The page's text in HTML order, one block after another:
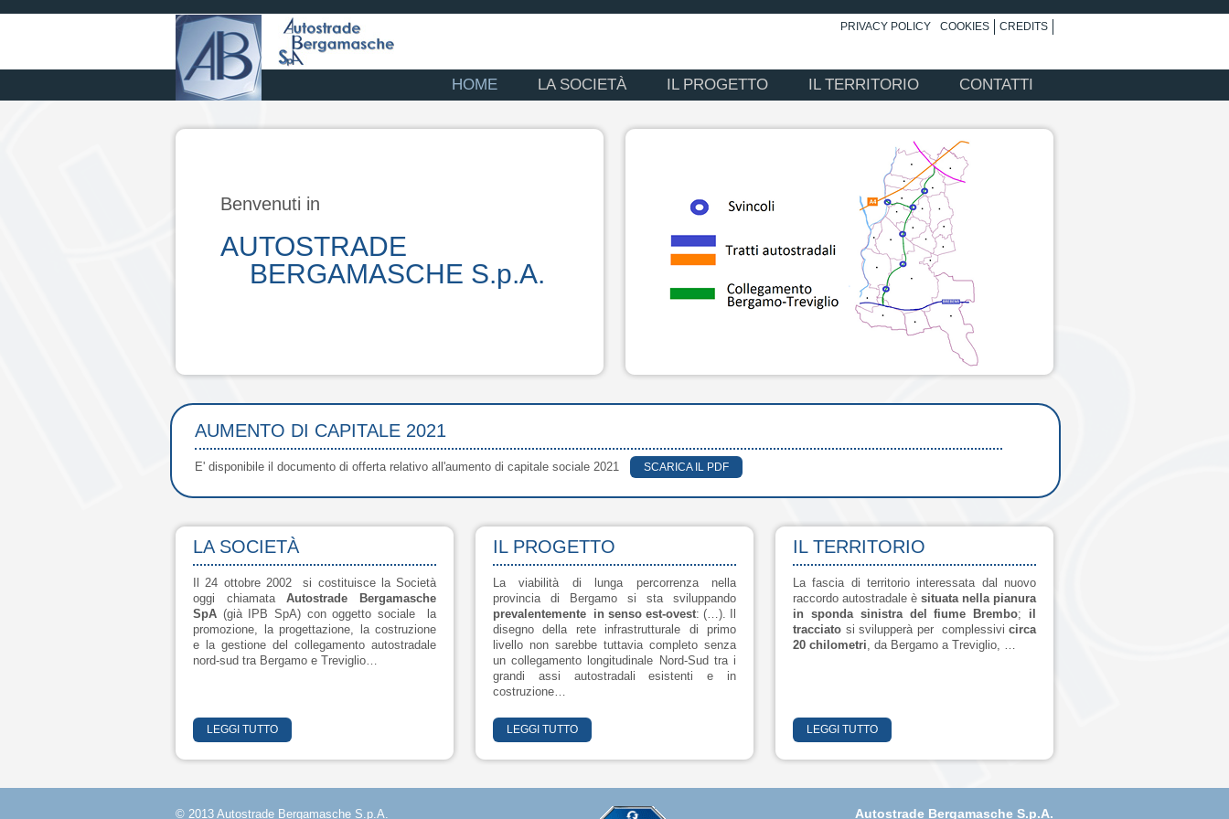
PRIVACY POLICY COOKIES CREDITS
HOME LA SOCIETÀ IL PROGETTO IL TERRITORIO CONTATTI
Benvenuti in
AUTOSTRADE
BERGAMASCHE S.p.A.
AUMENTO DI CAPITALE 2021
E' disponibile il documento di offerta relativo all'aumento di capitale sociale 2021 SCARICA IL PDF
LA SOCIETÀ
Il 24 ottobre 2002 si costituisce la Società
oggi chiamataAutostrade Bergamasche
SpA (già IPB SpA) con oggetto sociale la
promozione, la progettazione, la costruzione
e la gestione del collegamento autostradale
nord-sud tra Bergamo e Treviglio…
LEGGI TUTTO
IL PROGETTO
La viabilità di lunga percorrenza nella
provincia di Bergamo si sta sviluppando
prevalentemente in senso est-ovest: (…). Il
disegno della rete infrastrutturale di primo
livello non sarebbe tuttavia completo senza
un collegamento longitudinale Nord-Sud tra i
grandi assi autostradali esistenti e in
costruzione…
LEGGI TUTTO
IL TERRITORIO
La fascia di territorio interessata dal nuovo
raccordo autostradale è situata nella pianura
in sponda sinistra del fiume Brembo; il
tracciato si svilupperà per complessivi circa
20 chilometri, da Bergamo a Treviglio, …
LEGGI TUTTO
© 2013 Autostrade Bergamasche S.p.A. Autostrade Bergamasche S.p.A.